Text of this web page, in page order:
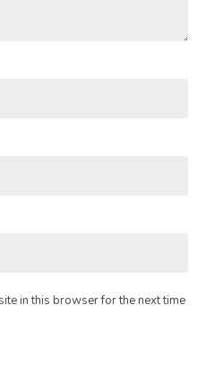
in this browser for the next time